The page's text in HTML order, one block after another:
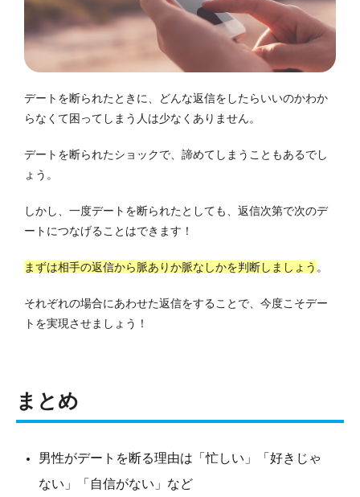
デートを断られたときに、どんな返信をしたらいいのかわか
らなくて困ってしまう人は少なくありません。
デートを断られたショックで、諦めてしまうこともあるでし
ょう。
しかし、一度デートを断られたとしても、返信次第で次のデ
ートにつなげることはできます！
まずは相手の返信から脈ありか脈なしかを判断しましょう 。
それぞれの場合にあわせた返信をすることで、今度こそデー
トを実現させましょう！
まとめ
男性がデートを断る理由は「忙しい」「好きじゃ
ない」「自信がない」など